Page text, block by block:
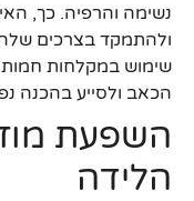
נשימה והרפיה. כך,
ולהתמקד בצרכים
שימוש במקלחות
הכאב ולסייע בהכנה
השפעת
הלידה